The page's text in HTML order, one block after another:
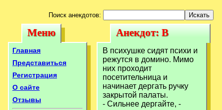
Поиск анекдотов:
Меню
Меню
Главная
Представиться
Регистрация
О сайте
Отзывы
Анекдот: В
психушке сидят
психи и режутся
Анекдот: В
психушке сидят
психи и режутся
В психушке сидят психи и
режутся в домино. Мимо
них проходит
посетительница и
начинает дергать ручку
закрытой палаты.
- Сильнее дергайте, -